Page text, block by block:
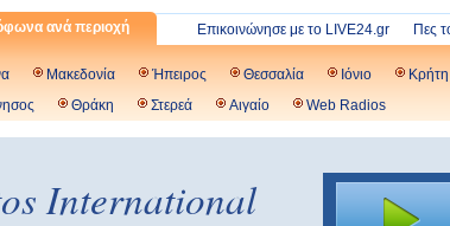
ανά περιοχή Πες
Επικοινώνησε με το LIVE24.gr
Μακεδονία Ήπειρος Θεσσαλία Ιόνιο Κρήτη
Θράκη Στερεά Αιγαίο Web Radios
International